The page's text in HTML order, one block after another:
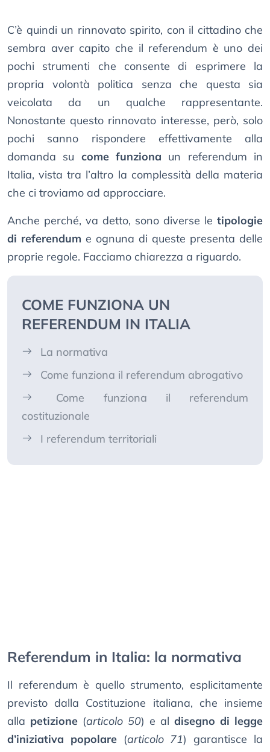
C’è quindi un rinnovato spirito, con il cittadino che
sembra aver capito che il referendum è uno dei
pochi strumenti che consente di esprimere la
propria volontà politica senza che questa sia
veicolata da un qualche rappresentante.
Nonostante questo rinnovato interesse, però, solo
pochi sanno rispondere effettivamente alla
domanda su come funziona un referendum in
Italia, vista tra l’altro la complessità della materia
che ci troviamo ad approcciare.
Anche perché, va detto, sono diverse le tipologie
di referendum e ognuna di queste presenta delle
proprie regole. Facciamo chiarezza a riguardo.
COME FUNZIONA UN
REFERENDUM IN ITALIA
La normativa
Come funziona il referendum abrogativo
Come funziona il referendum
costituzionale
I referendum territoriali
Referendum in Italia: la normativa
Il referendum è quello strumento, esplicitamente
previsto dalla Costituzione italiana, che insieme
alla petizione (articolo 50) e al disegno di legge
d’iniziativa popolare(articolo 71) garantisce la